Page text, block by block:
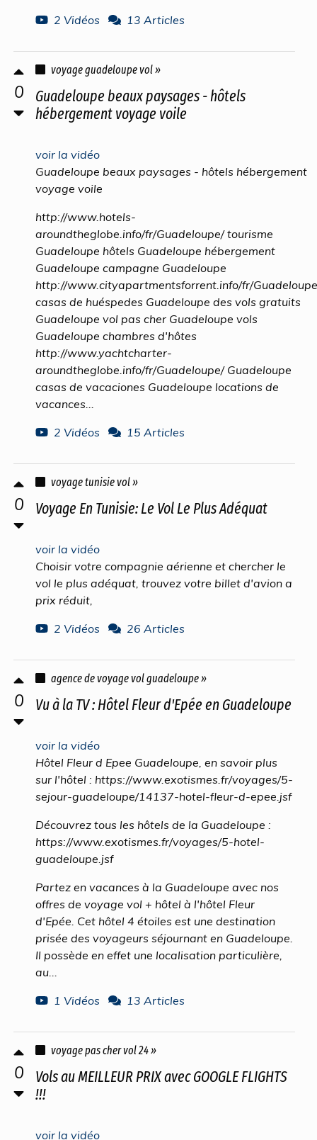
2 Vidéos
13 Articles
0
voyage guadeloupe vol »
Guadeloupe beaux paysages - hôtels
hébergement voyage voile
voir la vidéo
Guadeloupe beaux paysages - hôtels hébergement
voyage voile
http://www.hotels-
aroundtheglobe.info/fr/Guadeloupe/ tourisme
Guadeloupe hôtels Guadeloupe hébergement
Guadeloupe campagne Guadeloupe
http://www.cityapartmentsforrent.info/fr/
casas de huéspedes Guadeloupe des vols gratuits
Guadeloupe vol pas cher Guadeloupe vols
Guadeloupe chambres d'hôtes
http://www.yachtcharter-
aroundtheglobe.info/fr/Guadeloupe/ Guadeloupe
casas de vacaciones Guadeloupe locations de
vacances...
2 Vidéos
15 Articles
0
voyage tunisie vol »
Voyage En Tunisie: Le Vol Le Plus Adéquat
voir la vidéo
Choisir votre compagnie aérienne et chercher le
vol le plus adéquat, trouvez votre billet d'avion a
prix réduit,
2 Vidéos
26 Articles
0
agence de voyage vol guadeloupe »
Vu à la TV : Hôtel Fleur d'Epée en Guadeloupe
voir la vidéo
Hôtel Fleur d Epee Guadeloupe, en savoir plus
sur l'hôtel : https://www.exotismes.fr/voyages/5-
sejour-guadeloupe/14137-hotel-fleur-d-epee.jsf
Découvrez tous les hôtels de la Guadeloupe :
https://www.exotismes.fr/voyages/5-hotel-
guadeloupe.jsf
Partez en vacances à la Guadeloupe avec nos
offres de voyage vol + hôtel à l'hôtel Fleur
d'Epée. Cet hôtel 4 étoiles est une destination
prisée des voyageurs séjournant en Guadeloupe.
Il possède en effet une localisation particulière,
au...
1 Vidéos
13 Articles
0
voyage pas cher vol 24 »
Vols au MEILLEUR PRIX avec GOOGLE FLIGHTS
!!!
voir la vidéo